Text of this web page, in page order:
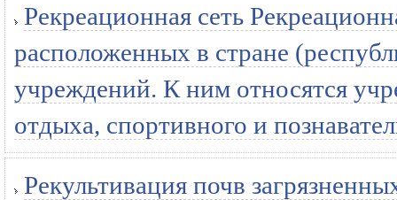
Рекреационная сеть
расположенных в стране
учреждений. К ним относятся
отдыха, спортивного и
Рекультивация почв